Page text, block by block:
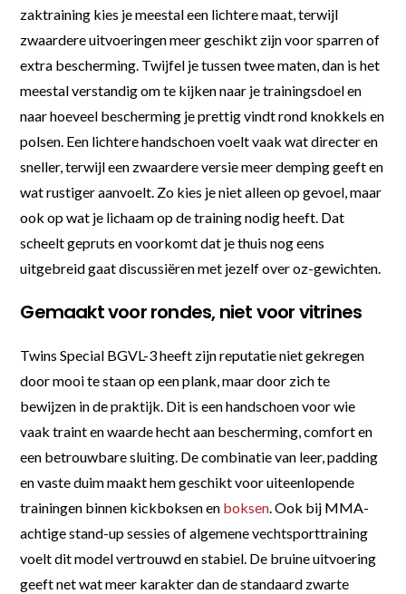
zaktraining kies je meestal een lichtere maat, terwijl
zwaardere uitvoeringen meer geschikt zijn voor sparren of
extra bescherming. Twijfel je tussen twee maten, dan is het
meestal verstandig om te kijken naar je trainingsdoel en
naar hoeveel bescherming je prettig vindt rond knokkels en
polsen. Een lichtere handschoen voelt vaak wat directer en
sneller, terwijl een zwaardere versie meer demping geeft en
wat rustiger aanvoelt. Zo kies je niet alleen op gevoel, maar
ook op wat je lichaam op de training nodig heeft. Dat
scheelt gepruts en voorkomt dat je thuis nog eens
uitgebreid gaat discussiëren met jezelf over oz-gewichten.
Gemaakt voor rondes, niet voor vitrines
Twins Special BGVL-3 heeft zijn reputatie niet gekregen
door mooi te staan op een plank, maar door zich te
bewijzen in de praktijk. Dit is een handschoen voor wie
vaak traint en waarde hecht aan bescherming, comfort en
een betrouwbare sluiting. De combinatie van leer, padding
en vaste duim maakt hem geschikt voor uiteenlopende
trainingen binnen kickboksen en boksen. Ook bij MMA-
achtige stand-up sessies of algemene vechtsporttraining
voelt dit model vertrouwd en stabiel. De bruine uitvoering
geeft net wat meer karakter dan de standaard zwarte